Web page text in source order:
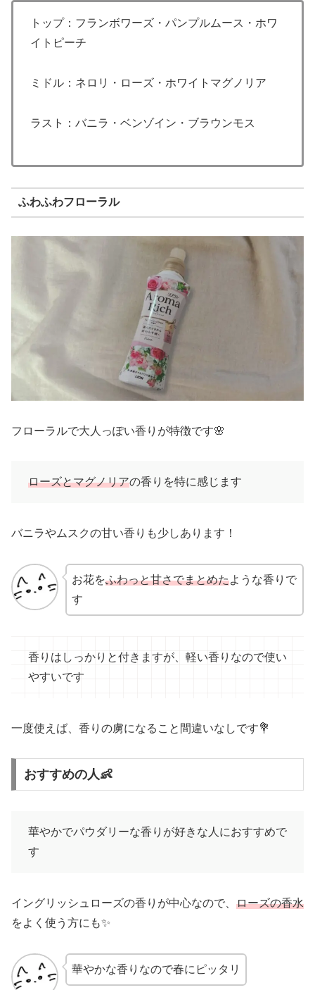
トップ：フランボワーズ・パンプルムース・ホワ
イトピーチ
ミドル：ネロリ・ローズ・ホワイトマグノリア
ラスト：バニラ・ベンゾイン・ブラウンモス
ふわふわフローラル
フローラルで大人っぽい香りが特徴です🌸
ローズとマグノリアの香りを特に感じます
バニラやムスクの甘い香りも少しあります！
お花をふわっと甘さでまとめたような香りで
す
香りはしっかりと付きますが、軽い香りなので使い
やすいです
一度使えば、香りの虜になること間違いなしです💐
おすすめの人👶
華やかでパウダリーな香りが好きな人におすすめで
す
イングリッシュローズの香りが中心なので、 ローズの香水
をよく使う方にも✨
華やかな香りなので春にピッタリ